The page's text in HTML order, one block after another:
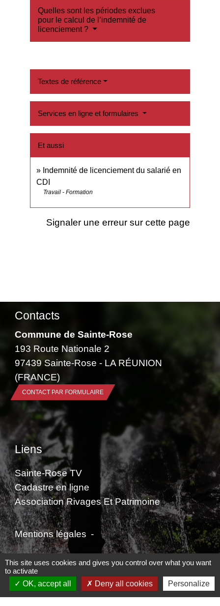
Quelles sont les périodes exclues
pour le calcul de l’indemnité de
licenciement ?
Textes de référence
Services en ligne et formulaires
Et aussi
Indemnité de licenciement du salarié en
CDI
Travail - Formation
Signaler une erreur sur cette page
Contacts
Commune de Sainte-Rose
193 Route Nationale 2
97439 Sainte-Rose - LA RÉUNION
(FRANCE)
CONTACT PAR FORMULAIRE
Liens
Sainte-Rose TV
Cadastre en ligne
Association Rivages Et Patrimoine
Mentions légales -
Politique de confidentialité - Accessibilité -
Plan du site - Gestion des cookies
This site uses cookies and gives you control over what you want
to activate
OK, accept all
Deny all cookies Personalize